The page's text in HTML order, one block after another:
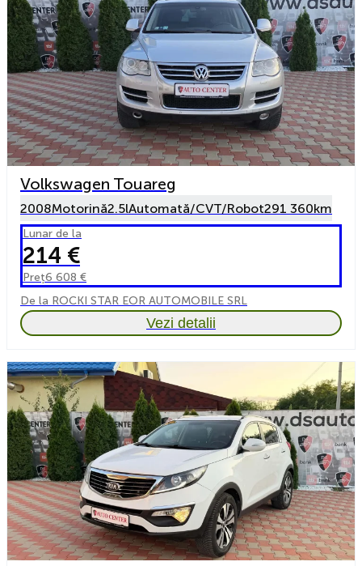
Volkswagen Touareg
2008Motorină2.5lAutomată/CVT/Robot291 360km
Lunar de la
214 €
Preț6 608 €
De la ROCKI STAR EOR AUTOMOBILE SRL
Vezi detalii